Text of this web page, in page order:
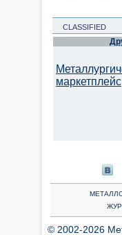
CLASSIFIED
маркетплейс
© 2002-2026